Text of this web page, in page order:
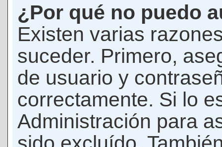
¿Por qué no puedo
Existen varias
suceder. Primero,
de usuario y
correctamente. Si lo
Administración para